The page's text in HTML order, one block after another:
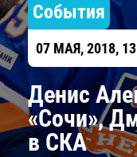
События
07 МАЯ, 2018,
Денис
«Сочи»,
в СКА